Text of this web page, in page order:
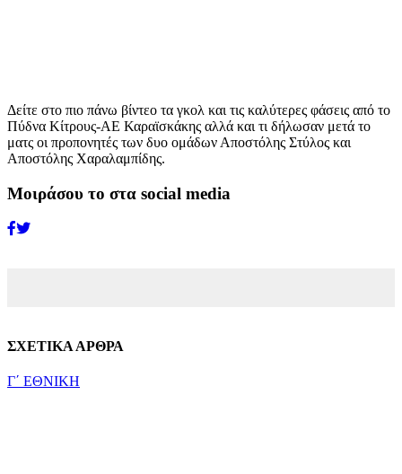
Δείτε στο πιο πάνω βίντεο τα γκολ και τις καλύτερες φάσεις από το
Πύδνα Κίτρους-ΑΕ Καραϊσκάκης αλλά και τι δήλωσαν μετά το
ματς οι προπονητές των δυο ομάδων Αποστόλης Στύλος και
Αποστόλης Χαραλαμπίδης.
Μοιράσου το στα social media
ΣΧΕΤΙΚΑ ΑΡΘΡΑ
Γ΄ ΕΘΝΙΚΗ